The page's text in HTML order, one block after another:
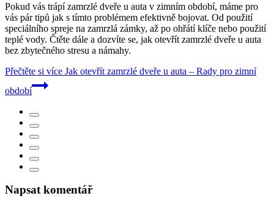
Pokud vás trápí zamrzlé dveře u auta v zimním období, máme pro
vás pár tipů jak s tímto problémem efektivně bojovat. Od použití
speciálního spreje na zamrzlá zámky, až po ohřátí klíče nebo použití
teplé vody. Čtěte dále a dozvíte se, jak otevřít zamrzlé dveře u auta
bez zbytečného stresu a námahy.
Přečtěte si více Jak otevřít zamrzlé dveře u auta – Rady pro zimní
období
Napsat komentář